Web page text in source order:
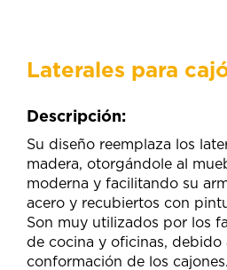
Laterales para
Descripción:
Su diseño reemplaza los
madera, otorgándole al
moderna y facilitando su
acero y recubiertos con
Son muy utilizados por los
de cocina y oficinas, debido
conformación de los